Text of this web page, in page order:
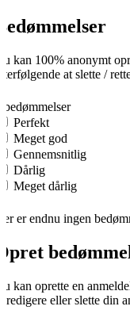
kan 100% anonymt
at slette /
bedømmelser
Perfekt
Meget god
Gennemsnitlig
Dårlig
Meget dårlig
er endnu ingen
kan oprette en
redigere eller slette din